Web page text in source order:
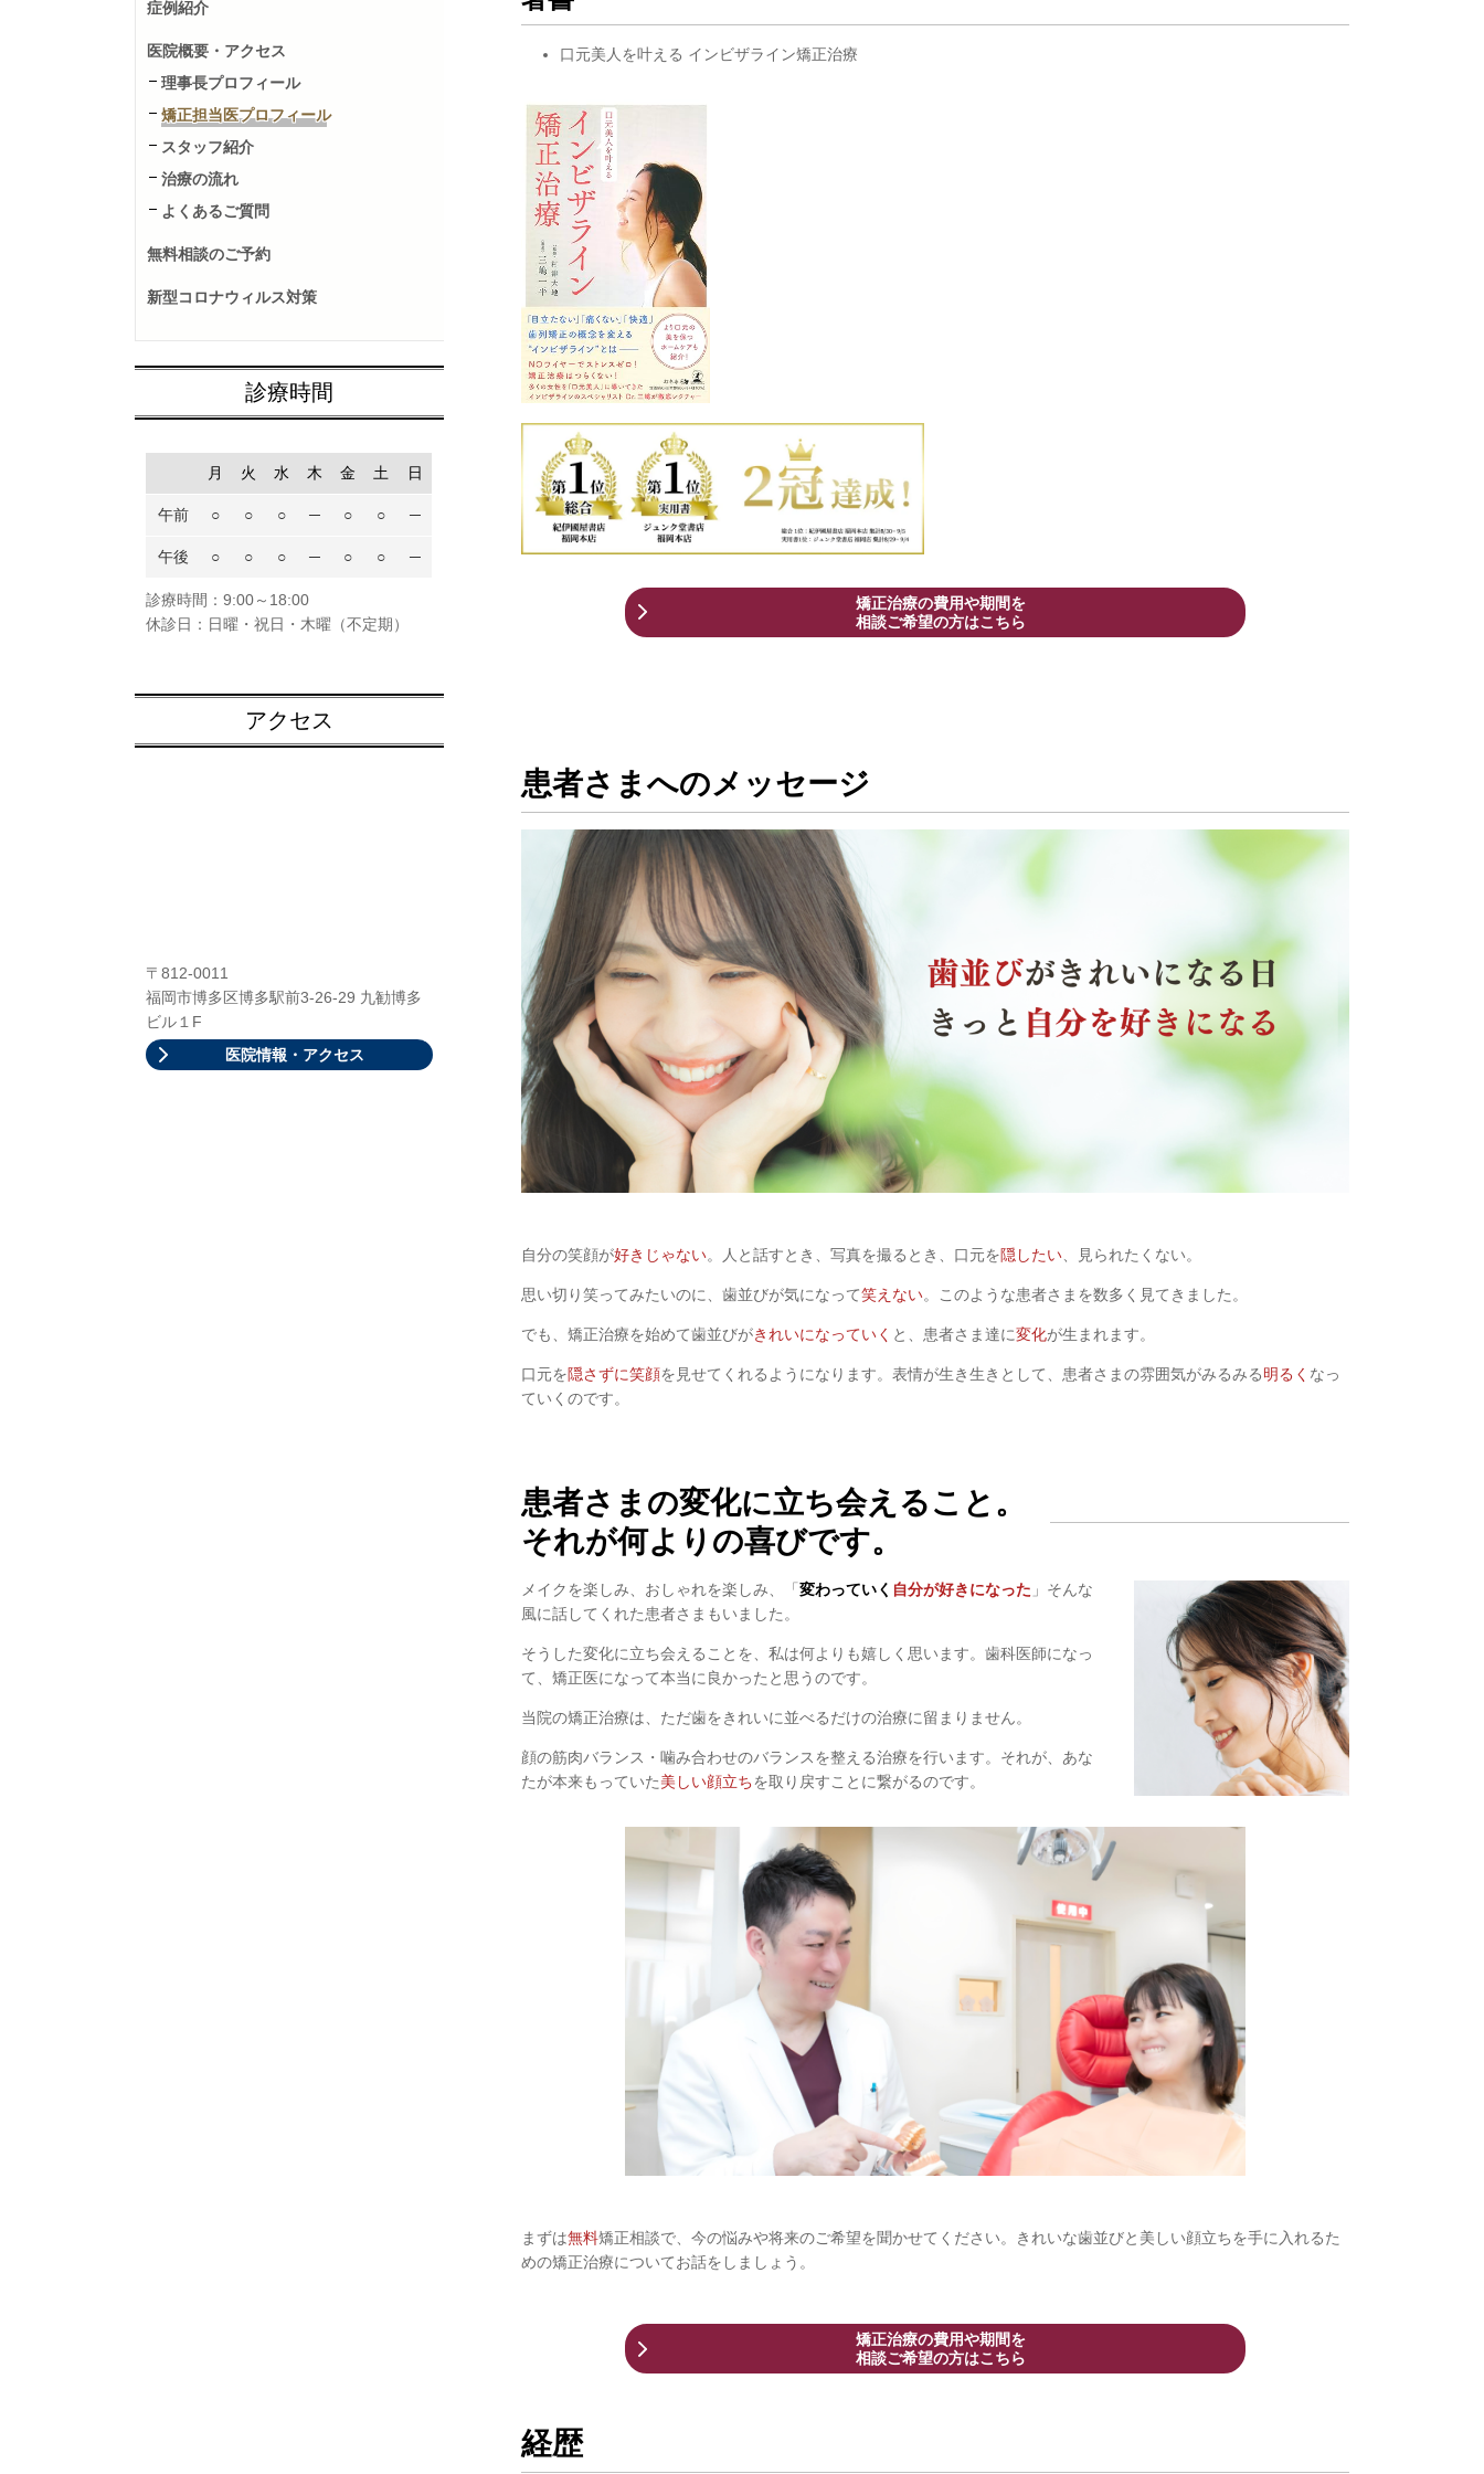
口元美人を叶える インビザライン矯正治療
矯正治療の費用や期間を
相談ご希望の方はこちら
患者さまへのメッセージ
自分の笑顔が好きじゃない。人と話すとき、写真を撮るとき、口元を隠したい 、見られたくない。
思い切り笑ってみたいのに、歯並びが気になって笑えない。このような患者さまを数多く見てきました。
でも、矯正治療を始めて歯並びがきれいになっていく と、患者さま達に変化が生まれます。
口元を隠さずに笑顔を見せてくれるようになります。表情が生き生きとして、患者さまの雰囲気がみるみる明るく なっ
ていくのです。
患者さまの変化に立ち会えること。
それが何よりの喜びです。
メイクを楽しみ、おしゃれを楽しみ、「 変わっていく 自分が好きになった 」そんな
風に話してくれた患者さまもいました。
そうした変化に立ち会えることを、私は何よりも嬉しく思います。歯科医師になっ
て、矯正医になって本当に良かったと思うのです。
当院の矯正治療は、ただ歯をきれいに並べるだけの治療に留まりません。
顔の筋肉バランス・噛み合わせのバランスを整える治療を行います。それが、あな
たが本来もっていた美しい顔立ちを取り戻すことに繋がるのです。
まずは無料矯正相談で、今の悩みや将来のご希望を聞かせてください。きれいな歯並びと美しい顔立ちを手に入れるた
めの矯正治療についてお話をしましょう。
矯正治療の費用や期間を
相談ご希望の方はこちら
経歴
症例紹介
医院概要・アクセス
理事長プロフィール
矯正担当医プロフィール
スタッフ紹介
治療の流れ
よくあるご質問
無料相談のご予約
新型コロナウィルス対策
診療時間
月 火 水 木 金 土 日
午前 ○ ○ ○ ─ ○ ○ ─
午後 ○ ○ ○ ─ ○ ○ ─
診療時間：9:00～18:00
休診日：日曜・祝日・木曜（不定期）
アクセス
〒812-0011
福岡市博多区博多駅前3-26-29 九勧博多
ビル１F
医院情報・アクセス